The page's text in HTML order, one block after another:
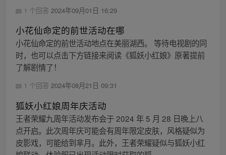
1 个回答 2024年09月01日 16:29
小花仙命定的前世活动在哪
小花仙命定的前世活动地点在美丽湖西。 等待电视剧的同
时，也可以点击下方链接来阅读《狐妖小红娘》原著提前
了解剧情了！
1 个回答 2024年08月21日 09:31
狐妖小红娘周年庆活动
王者荣耀九周年活动发布会于 2024 年 5 月 28 日晚上八
点开启。此次周年庆可能会有周年限定皮肤，风格疑似为
皮影戏，可能给到芈月。此外，王者荣耀疑似与狐妖小红